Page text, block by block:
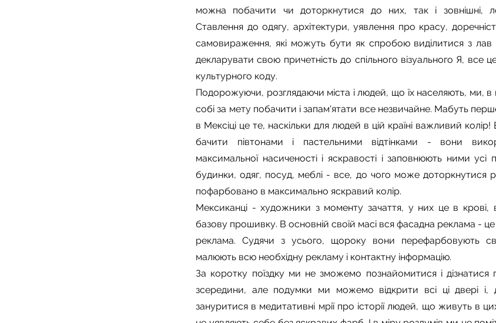
можна побачити чи доторкнутися до них, так і зовнішні,
Ставлення до одягу, архітектури, уявлення про красу,
самовираження, які можуть бути як спробою виділитися з лав
декларувати свою причетність до спільного візуального Я, все
культурного коду.
Подорожуючи, розглядаючи міста і людей, що їх населяють, ми,
собі за мету побачити і запам'ятати все незвичайне. Мабуть
в Мексіці це те, наскільки для людей в цій країні важливий
бачити півтонами і пастельними відтінками - вони
максимальної насиченості і яскравості і заповнюють ними
будинки, одяг, посуд, меблі - все, до чого може доторкнутися
пофарбовано в максимально яскравий колір.
Мексиканці - художники з моменту зачаття, у них це в крові,
базову прошивку. В основній своїй масі вся фасадна реклама -
реклама. Судячи з усього, щороку вони перефарбовують
малюють всю необхідну рекламу і контактну інформацію.
За коротку поїздку ми не зможемо познайомитися і
зсередини, але подумки ми можемо відкрити всі ці двері і,
зануритися в медитативні мрії про історії людей, що живуть в